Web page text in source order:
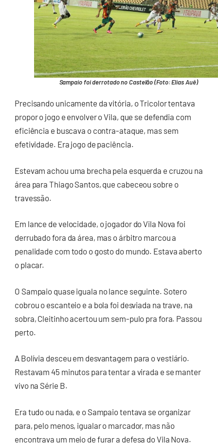
Sampaio foi derrotado no Castelão (Foto: Elias Auê)
Precisando unicamente da vitória, o Tricolor tentava
propor o jogo e envolver o Vila, que se defendia com
eficiência e buscava o contra-ataque, mas sem
efetividade. Era jogo de paciência.
Estevam achou uma brecha pela esquerda e cruzou na
área para Thiago Santos, que cabeceou sobre o
travessão.
Em lance de velocidade, o jogador do Vila Nova foi
derrubado fora da área, mas o árbitro marcou a
penalidade com todo o gosto do mundo. Estava aberto
o placar.
O Sampaio quase iguala no lance seguinte. Sotero
cobrou o escanteio e a bola foi desviada na trave, na
sobra, Cleitinho acertou um sem-pulo pra fora. Passou
perto.
A Bolívia desceu em desvantagem para o vestiário.
Restavam 45 minutos para tentar a virada e se manter
vivo na Série B.
Era tudo ou nada, e o Sampaio tentava se organizar
para, pelo menos, igualar o marcador, mas não
encontrava um meio de furar a defesa do Vila Nova.